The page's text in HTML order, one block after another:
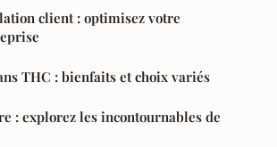
client : optimisez votre
THC : bienfaits et choix variés
: explorez les incontournables de